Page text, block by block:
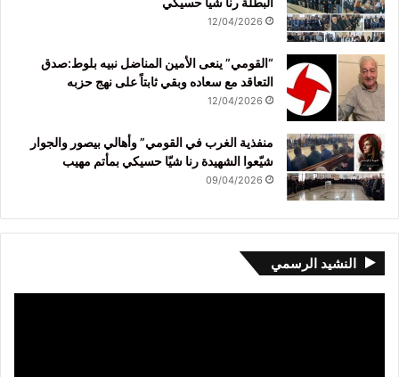
12/04/2026
“القومي” ينعى الأمين المناضل نبيه بلوط:صدق
التعاقد مع سعاده وبقي ثابتاً على نهج حزبه
12/04/2026
منفذية الغرب في القومي” وأهالي بيصور والجوار
شيّعوا الشهيدة رنا شيّا حسيكي بمأتم مهيب
09/04/2026
النشيد الرسمي